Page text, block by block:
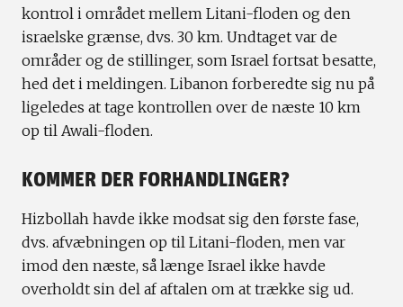
kontrol i området mellem Litani-floden og den
israelske grænse, dvs. 30 km. Undtaget var de
områder og de stillinger, som Israel fortsat besatte,
hed det i meldingen. Libanon forberedte sig nu på
ligeledes at tage kontrollen over de næste 10 km
op til Awali-floden.
KOMMER DER FORHANDLINGER?
Hizbollah havde ikke modsat sig den første fase,
dvs. afvæbningen op til Litani-floden, men var
imod den næste, så længe Israel ikke havde
overholdt sin del af aftalen om at trække sig ud.